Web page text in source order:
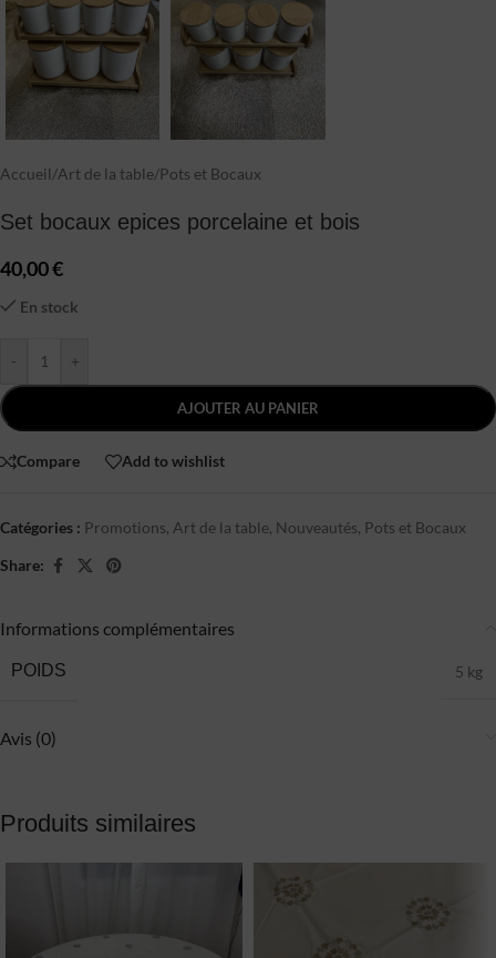
Accueil/Art de la table/Pots et Bocaux
Set bocaux epices porcelaine et bois
40,00€
En stock
- +
AJOUTER AU PANIER
Compare Add to wishlist
Catégories : Promotions, Art de la table, Nouveautés, Pots et Bocaux
Share:
Informations complémentaires
POIDS 5 kg
Avis (0)
Produits similaires